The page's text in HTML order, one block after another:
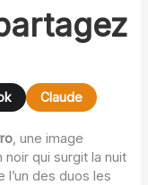
Claude
, une image
qui surgit la nuit
l’un des duos les